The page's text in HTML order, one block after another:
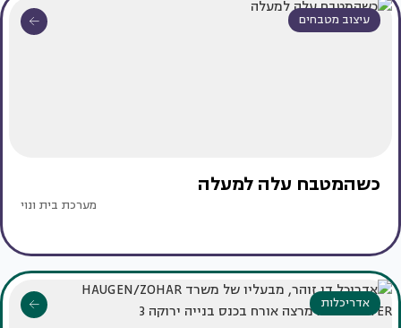
עיצוב מטבחים
כשהמטבח עלה למעלה
מערכת בית ונוי
אדריכלות